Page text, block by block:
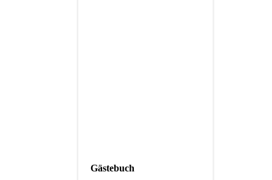
Gästebuch